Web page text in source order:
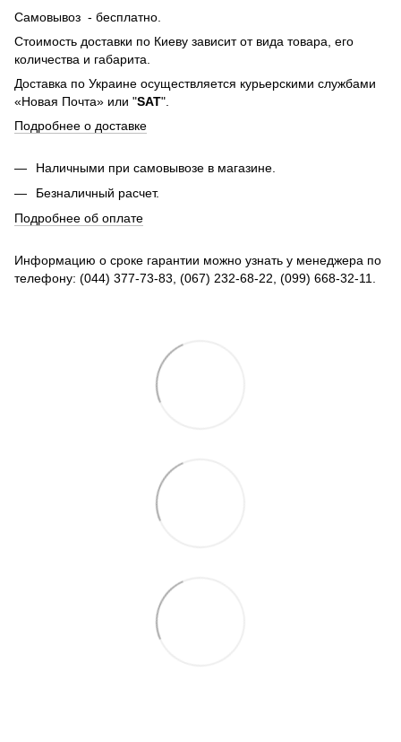
Самовывоз - бесплатно.
Стоимость доставки по Киеву зависит от вида товара, его
количества и габарита.
Доставка по Украине осуществляется курьерскими службами
«Новая Почта» или "SAT".
Подробнее о доставке
Наличными при самовывозе в магазине.
Безналичный расчет.
Подробнее об оплате
Информацию о сроке гарантии можно узнать у менеджера по
телефону: (044) 377-73-83, (067) 232-68-22, (099) 668-32-11.